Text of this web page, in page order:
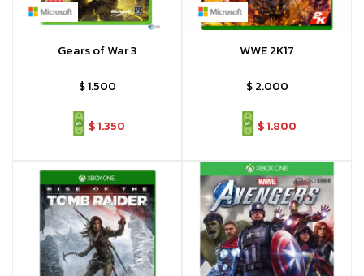
Gears of War 3
$1.500
$1.350
WWE 2K17
$ 2.000
$1.800